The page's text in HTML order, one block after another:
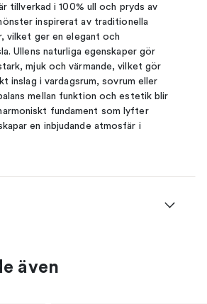
tillverkad i 100% ull och pryds av
inspirerat av traditionella
vilket ger en elegant och
Ullens naturliga egenskaper gör
mjuk och värmande, vilket gör
inslag i vardagsrum, sovrum eller
mellan funktion och estetik blir
fundament som lyfter
en inbjudande atmosfär i
även